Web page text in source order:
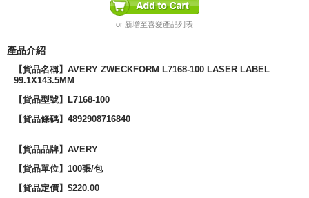
or 新增至喜愛產品列表
產品介紹
【貨品名稱】AVERY ZWECKFORM L7168-100 LASER LABEL
99.1X143.5MM
【貨品型號】
L7168-100
【貨品條碼】4892908716840
【貨品品牌】 AVERY
【貨品單位】100張/包
【貨品定價】$220.00